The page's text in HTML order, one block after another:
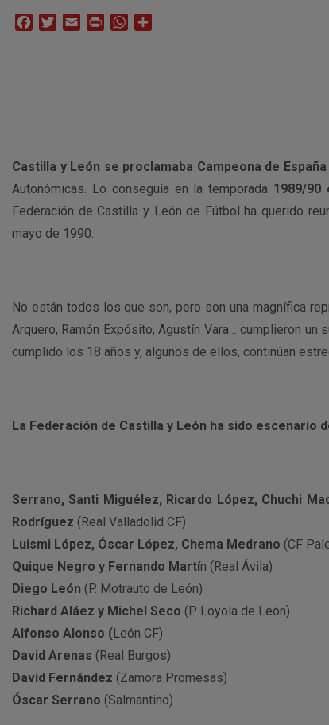
FacebookTwitterEmail Print WhatsApp
Castilla y León se proclamaba Campeona de
Autonómicas. Lo conseguía en la temporada 1989/90
Federación de Castilla y León de Fútbol ha querido
mayo de 1990.
No están todos los que son, pero son una magnífica
Arquero, Ramón Expósito, Agustín Vara… cumplieron
cumplido los 18 años y, algunos de ellos, continúan
La Federación de Castilla y León ha sido
Serrano, Santi Miguélez, Ricardo López, Chuchi
Rodríguez (Real Valladolid CF)
Luismi López, Óscar López, Chema Medrano (CF
Quique Negro y Fernando Martín (Real Ávila)
Diego León (P. Motrauto de León)
Richard Aláez y Michel Seco (P Loyola de León)
Alfonso Alonso (León CF)
David Arenas (Real Burgos)
David Fernández (Zamora Promesas)
Óscar Serrano (Salmantino)